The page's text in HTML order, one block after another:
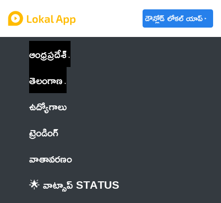
డౌన్లోడ్ లోకల్ యాప్
ఆంధ్రప్రదేశ్
తెలంగాణ
ఉద్యోగాలు
ట్రెండింగ్
వాతావరణం
🌟 వాట్సాప్ STATUS